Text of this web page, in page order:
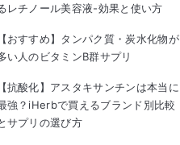
レチノール美容液-効果と使い方
【おすすめ】タンパク質・炭水化物が
い人のビタミンB群サプリ
【抗酸化】アスタキサンチンは本当に
強？iHerbで買えるブランド別比較
サプリの選び方